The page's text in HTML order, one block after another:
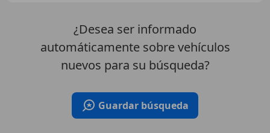
¿Desea ser informado
automáticamente sobre vehículos
nuevos para su búsqueda?
Guardar búsqueda